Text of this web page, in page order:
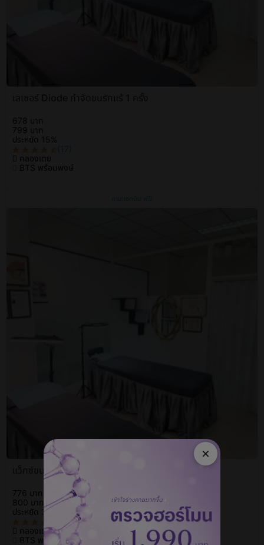
678 บาท
799 บาท
ประหยัด 15%
(17)
คลองเตย
BTS พร้อมพงษ์
แว็กซ์ขนขาทั้งขา (Full Legs Wax) 1 ครั้ง
776 บาท
800 บาท
ประหยัด 3%
(17)
คลองเตย
BTS พร้อมพงษ์
×